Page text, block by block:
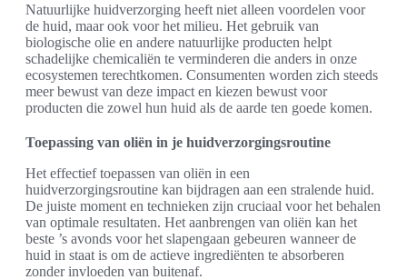
Natuurlijke huidverzorging heeft niet alleen voordelen voor
de huid, maar ook voor het milieu. Het gebruik van
biologische olie en andere natuurlijke producten helpt
schadelijke chemicaliën te verminderen die anders in onze
ecosystemen terechtkomen. Consumenten worden zich steeds
meer bewust van deze impact en kiezen bewust voor
producten die zowel hun huid als de aarde ten goede komen.
Toepassing van oliën in je huidverzorgingsroutine
Het effectief toepassen van oliën in een
huidverzorgingsroutine kan bijdragen aan een stralende huid.
De juiste moment en technieken zijn cruciaal voor het behalen
van optimale resultaten. Het aanbrengen van oliën kan het
beste ’s avonds voor het slapengaan gebeuren wanneer de
huid in staat is om de actieve ingrediënten te absorberen
zonder invloeden van buitenaf.